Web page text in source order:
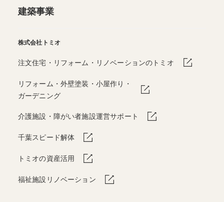
建築事業
株式会社トミオ
注文住宅・リフォーム・リノベーションのトミオ
リフォーム・外壁塗装・小屋作り・
ガーデニング
介護施設・障がい者施設運営サポート
千葉スピード解体
トミオの資産活用
福祉施設リノベーション